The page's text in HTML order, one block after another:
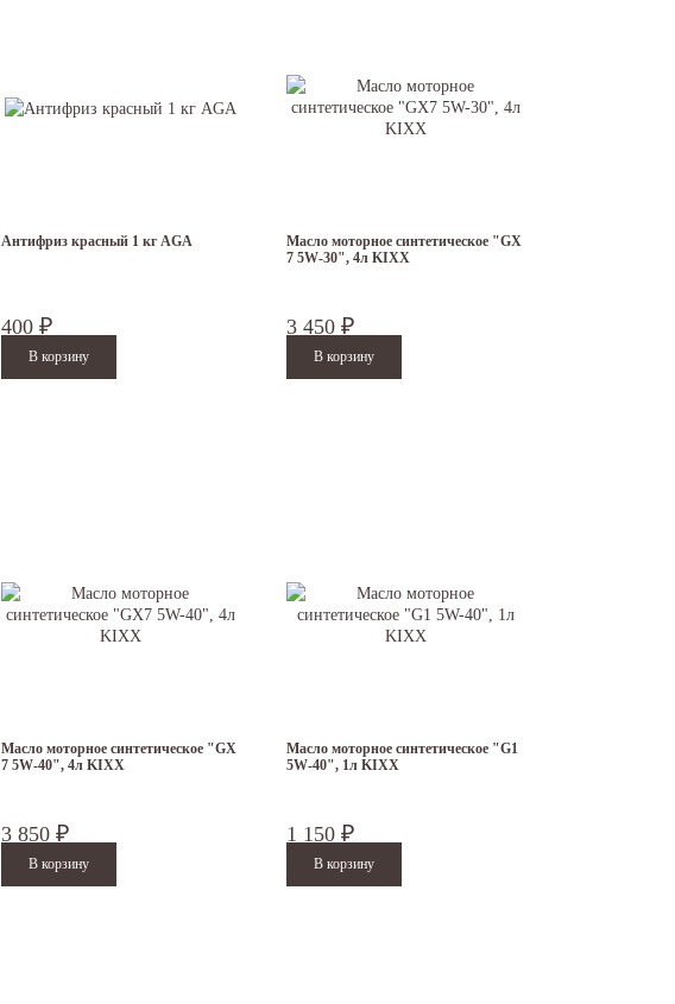
Антифриз красный 1 кг AGA
400 ₽
Масло моторное синтетическое "GX
7 5W-30", 4л KIXX
3 450 ₽
Масло моторное синтетическое "GX
7 5W-40", 4л KIXX
3 850 ₽
Масло моторное синтетическое "G1
5W-40", 1л KIXX
1 150 ₽